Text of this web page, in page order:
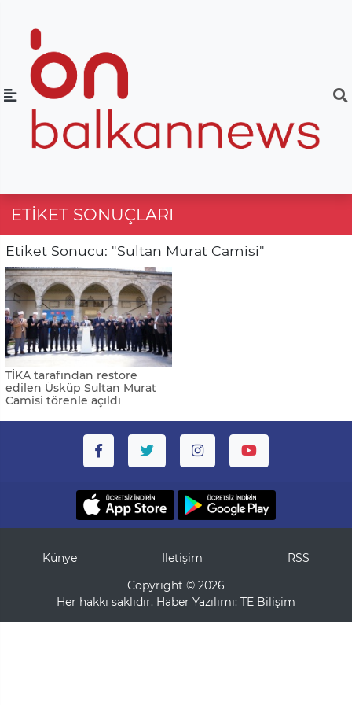
ETIKET SONUÇLARI
Etiket Sonucu: "Sultan Murat Camisi"
TİKA tarafından restore
edilen Üsküp Sultan Murat
Camisi törenle açıldı
Künye İletişim
RSS
Copyright © 2026
Her hakkı saklıdır. Haber Yazılımı: TE Bilişim